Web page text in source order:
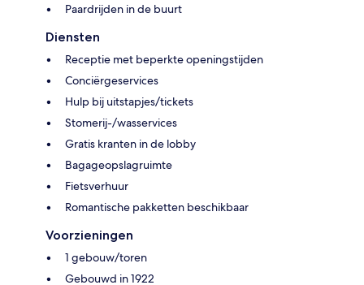
Paardrijden in de buurt
Diensten
Receptie met beperkte openingstijden
Conciërgeservices
Hulp bij uitstapjes/tickets
Stomerij-/wasservices
Gratis kranten in de lobby
Bagageopslagruimte
Fietsverhuur
Romantische pakketten beschikbaar
Voorzieningen
1 gebouw/toren
Gebouwd in 1922